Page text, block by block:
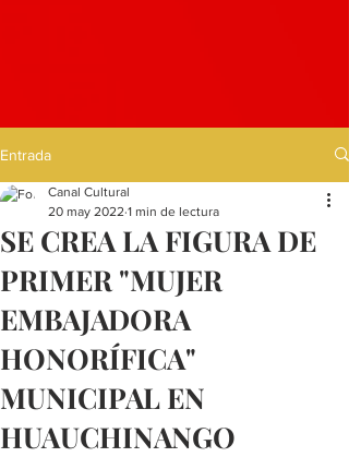
Entrada
SE CREA LA FIGURA DE
PRIMER "MUJER
EMBAJADORA
HONORÍFICA"
MUNICIPAL EN
HUAUCHINANGO
Canal Cultural
20 may 2022 1 min de lectura